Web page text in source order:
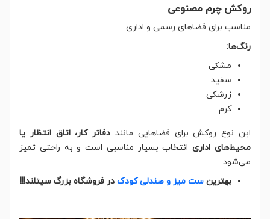
روکش چرم مصنوعی
مناسب برای فضاهای رسمی و اداری
رنگ‌ها:
مشکی
سفید
زرشکی
کرم
این نوع روکش برای فضاهایی مانند دفاتر کار، اتاق انتظار یا
محیط‌های اداریانتخاب بسیار مناسبی است و به راحتی تمیز
می‌شود.
بهترین ست میز و صندلی کودک در فروشگاه بزرگ سیتلند!!!